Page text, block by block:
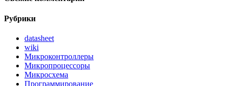
Рубрики
datasheet
wiki
Микроконтроллеры
Микропроцессоры
Микросхема
Программирование